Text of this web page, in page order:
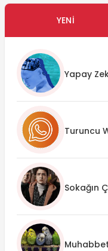
YENI
Yapay
Turuncu
Sokağın